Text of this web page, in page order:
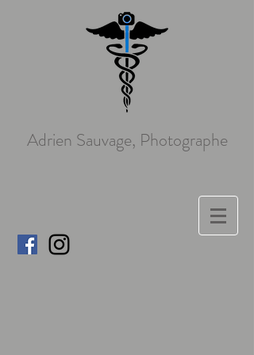
Adrien Sauvage, Photographe